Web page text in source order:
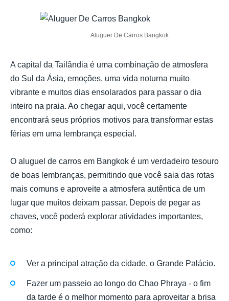
Aluguer De Carros Bangkok
A capital da Tailândia é uma combinação de atmosfera
do Sul da Ásia, emoções, uma vida noturna muito
vibrante e muitos dias ensolarados para passar o dia
inteiro na praia. Ao chegar aqui, você certamente
encontrará seus próprios motivos para transformar estas
férias em uma lembrança especial.
O aluguel de carros em Bangkok é um verdadeiro tesouro
de boas lembranças, permitindo que você saia das rotas
mais comuns e aproveite a atmosfera autêntica de um
lugar que muitos deixam passar. Depois de pegar as
chaves, você poderá explorar atividades importantes,
como:
Ver a principal atração da cidade, o Grande Palácio.
Fazer um passeio ao longo do Chao Phraya - o fim
da tarde é o melhor momento para aproveitar a brisa